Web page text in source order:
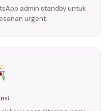
admin standby untuk
urgent.